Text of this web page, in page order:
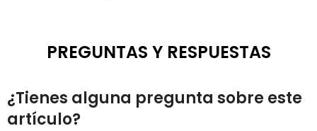
PREGUNTAS Y RESPUESTAS
¿Tienes alguna pregunta sobre este
artículo?